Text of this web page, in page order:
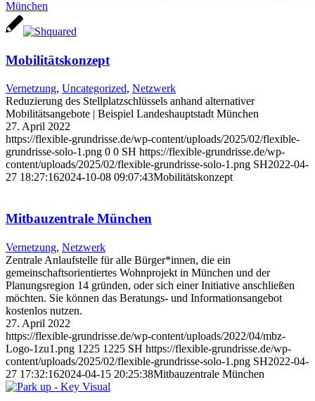
Mobilitätskonzept
Vernetzung, Uncategorized, Netzwerk
Reduzierung des Stellplatzschlüssels anhand alternativer
Mobilitätsangebote | Beispiel Landeshauptstadt München
27. April 2022
https://flexible-grundrisse.de/wp-content/uploads/2025/02/flexible-
grundrisse-solo-1.png 0 0 SH https://flexible-grundrisse.de/wp-
content/uploads/2025/02/flexible-grundrisse-solo-1.png SH2022-04-
27 18:27:162024-10-08 09:07:43Mobilitätskonzept
Mitbauzentrale München
Vernetzung, Netzwerk
Zentrale Anlaufstelle für alle Bürger*innen, die ein
gemeinschaftsorientiertes Wohnprojekt in München und der
Planungsregion 14 gründen, oder sich einer Initiative anschließen
möchten. Sie können das Beratungs- und Informationsangebot
kostenlos nutzen.
27. April 2022
https://flexible-grundrisse.de/wp-content/uploads/2022/04/mbz-
Logo-1zu1.png 1225 1225 SH https://flexible-grundrisse.de/wp-
content/uploads/2025/02/flexible-grundrisse-solo-1.png SH2022-04-
27 17:32:162024-04-15 20:25:38Mitbauzentrale München